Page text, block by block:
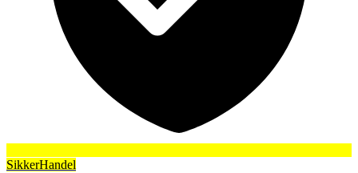
SikkerHandel